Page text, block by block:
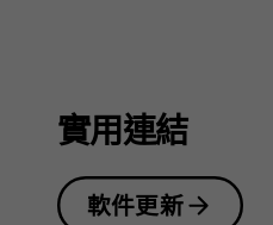
南
實用連結
軟件更新